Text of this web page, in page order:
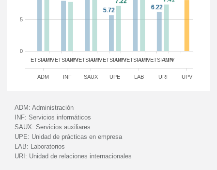
ETSIAMN ETSIAMNETSIAMN ETSIAMNETSIAMNETSIAMN
UPV UPV UPV UPV UPV UPV
ADM INF SAUX UPE LAB URI UPV
0
5
ADM: Administración
INF: Servicios informáticos
SAUX: Servicios auxiliares
UPE: Unidad de prácticas en empresa
LAB: Laboratorios
URI: Unidad de relaciones internacionales